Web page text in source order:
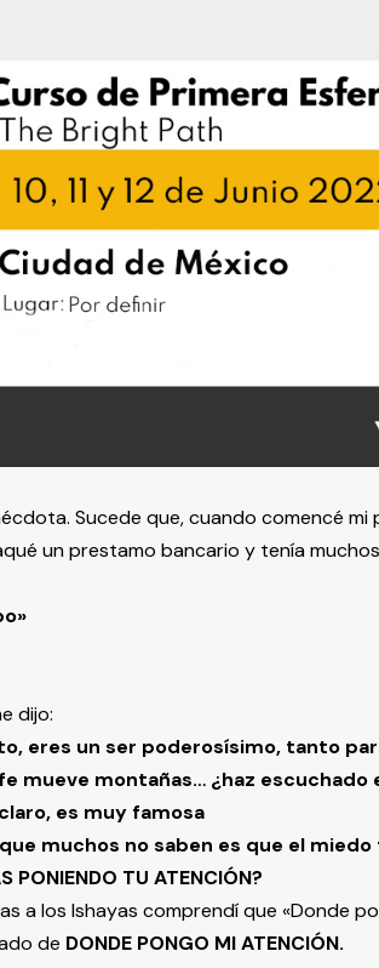
Sucede que, cuando comencé mi
un prestamo bancario y tenía
dijo:
eres un ser poderosísimo, tanto
mueve montañas… ¿haz escuchado
es muy famosa
muchos no saben es que el
PONIENDO TU ATENCIÓN?
a los Ishayas comprendí que «Donde
de DONDE PONGO MI ATENCIÓN.